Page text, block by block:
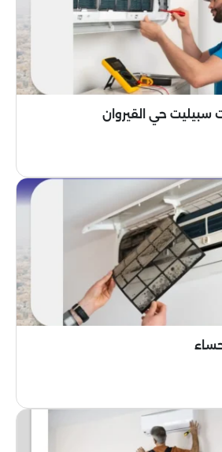
سبيليت حي القيروان